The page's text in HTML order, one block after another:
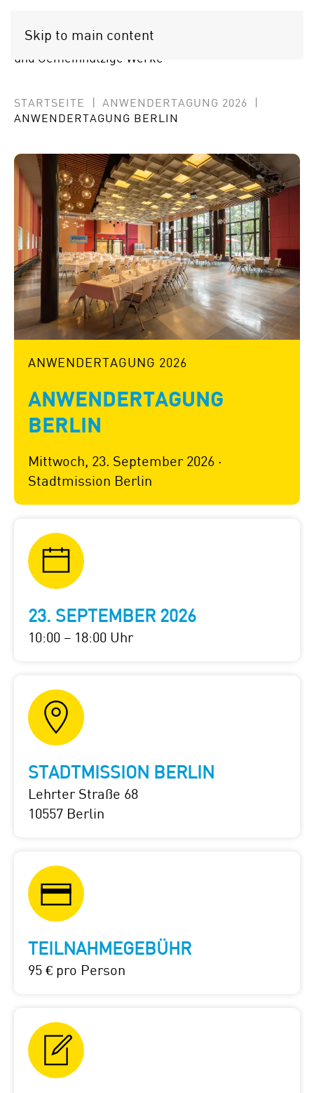
Skip to main content
Softwarelösungen für Gemeinden
und Gemeinnützige Werke
STARTSEITE
ANWENDERTAGUNG 2026
ANWENDERTAGUNG BERLIN
ANWENDER­TAGUNG 2026
ANWENDERTAGUNG
BERLIN
Mittwoch, 23. September 2026 ·
Stadtmission Berlin
23. SEPTEMBER 2026
10:00 – 18:00 Uhr
STADTMISSION BERLIN
Lehrter Straße 68
10557 Berlin
TEILNAHMEGEBÜHR
95 € pro Person